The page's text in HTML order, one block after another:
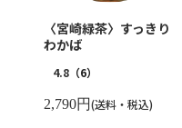
〈宮崎緑茶〉すっきり
わかば
4.8（6）
2,790円(送料・税込)